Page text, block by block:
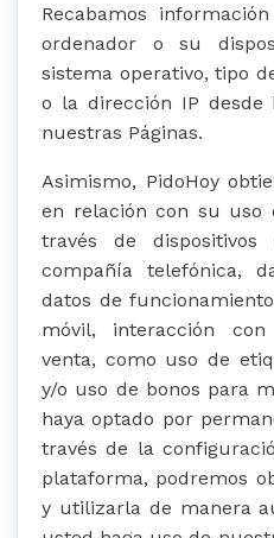
Recabamos
ordenador o su
sistema operativo, tipo
o la dirección IP
nuestras Páginas.
Asimismo, PidoHoy
en relación con su uso
través de dispositivos
compañía telefónica,
datos de
móvil, interacción
venta, como uso de
y/o uso de bonos para
haya optado por
través de la
plataforma, podremos
y utilizarla de manera